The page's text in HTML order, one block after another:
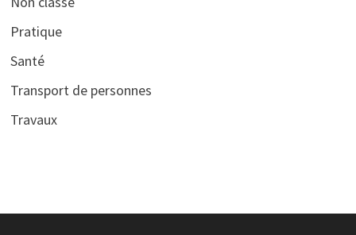
Pratique
Santé
Transport de personnes
Travaux